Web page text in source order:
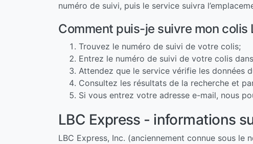
numéro de suivi, puis le service suivra
Comment puis-je suivre mon
Trouvez le numéro de suivi de votre colis;
Entrez le numéro de suivi de votre colis
Attendez que le service vérifie les données
Consultez les résultats de la recherche et
Si vous entrez votre adresse e-mail, nous
LBC Express - informations
LBC Express, Inc. (anciennement connue sous le